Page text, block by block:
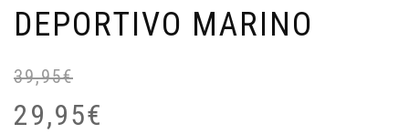
DEPORTIVO MARINO
39,95€
29,95€